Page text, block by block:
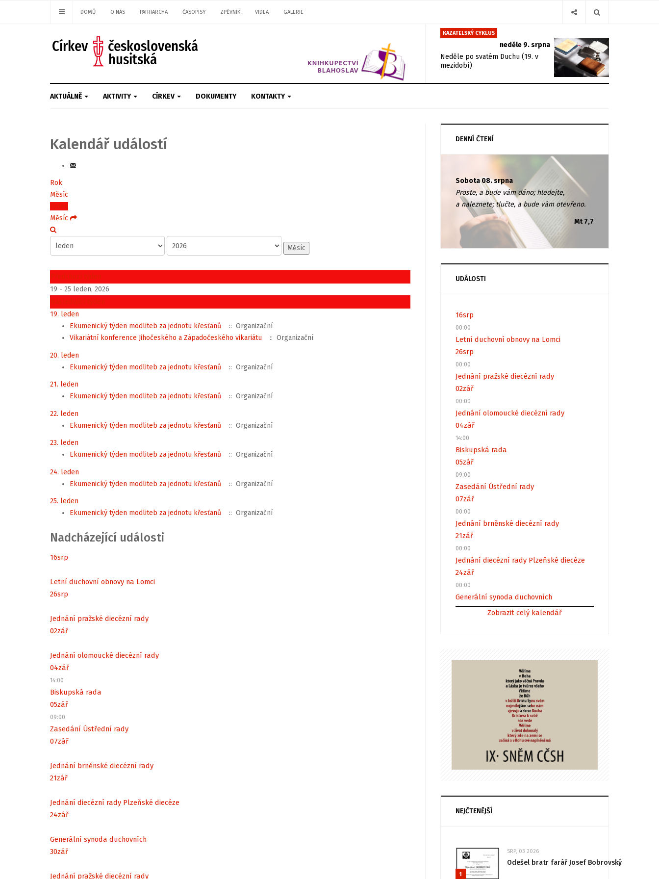
DOMŮ O NÁS PATRIARCHA ČASOPISY ZPĚVNÍK VIDEA GALERIE
KAZATELSKÝ CYKLUS
neděle 9. srpna
Neděle po svatém Duchu (19. v
mezidobí)
AKTUÁLNĚ AKTIVITY CÍRKEV DOKUMENTY KONTAKTY
Kalendář událostí
Rok
Měsíc
Týden
Měsíc
Měsíc
Předchozí týden
19 - 25 leden, 2026
Následující týden
19. leden
Ekumenický týden modliteb za jednotu křesťanů
:: Organizační
Vikariátní konference Jihočeského a Západočeského vikariátu
:: Organizační
20. leden
Ekumenický týden modliteb za jednotu křesťanů
:: Organizační
21. leden
Ekumenický týden modliteb za jednotu křesťanů
:: Organizační
22. leden
Ekumenický týden modliteb za jednotu křesťanů
:: Organizační
23. leden
Ekumenický týden modliteb za jednotu křesťanů
:: Organizační
24. leden
Ekumenický týden modliteb za jednotu křesťanů
:: Organizační
25. leden
Ekumenický týden modliteb za jednotu křesťanů
:: Organizační
Nadcházející události
16srp
Letní duchovní obnovy na Lomci
26srp
Jednání pražské diecézní rady
02zář
Jednání olomoucké diecézní rady
04zář
14:00
Biskupská rada
05zář
09:00
Zasedání Ústřední rady
07zář
Jednání brněnské diecézní rady
21zář
Jednání diecézní rady Plzeňské diecéze
24zář
Generální synoda duchovních
30zář
Jednání pražské diecézní rady
DENNÍ ČTENÍ
Sobota 08. srpna
Proste, a bude vám dáno; hledejte,
a naleznete; tlučte, a bude vám otevřeno.
Mt 7,7
UDÁLOSTI
16srp
00:00
Letní duchovní obnovy na Lomci
26srp
00:00
Jednání pražské diecézní rady
02zář
00:00
Jednání olomoucké diecézní rady
04zář
14:00
Biskupská rada
05zář
09:00
Zasedání Ústřední rady
07zář
00:00
Jednání brněnské diecézní rady
21zář
00:00
Jednání diecézní rady Plzeňské diecéze
24zář
00:00
Generální synoda duchovních
Zobrazit celý kalendář
NEJČTENĚJŠÍ
1
SRP, 03 2026
Odešel bratr farář Josef Bobrovský